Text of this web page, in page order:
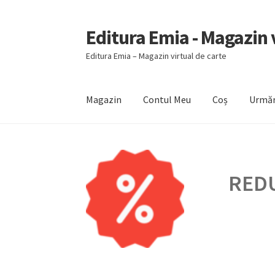
Sari
la
navigare
Sari
la
conținut
Editura Emia -
Editura Emia – Magazin virtual de carte
Magazin Contul Meu Coș